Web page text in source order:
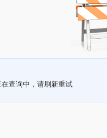
在查询中，请刷新重试